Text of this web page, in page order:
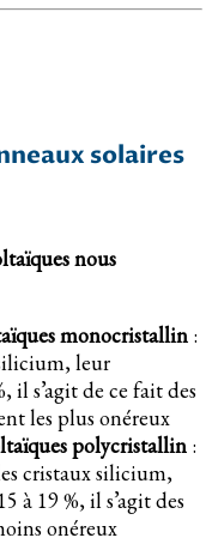
solaires
nous
monocristallin :
leur
il s’agit de ce fait des
les plus onéreux
polycristallin :
cristaux silicium,
à 19 %, il s’agit des
onéreux